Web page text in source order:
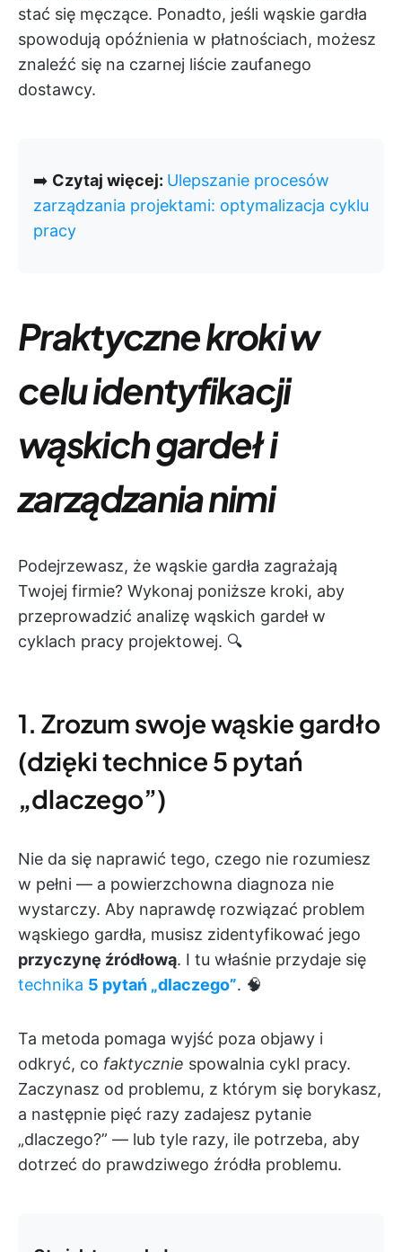
stać się męczące. Ponadto, jeśli wąskie gardła
spowodują opóźnienia w płatnościach, możesz
znaleźć się na czarnej liście zaufanego
dostawcy.
➡️ Czytaj więcej: Ulepszanie procesów
zarządzania projektami: optymalizacja cyklu
pracy
Praktyczne kroki w
celu identyfikacji
wąskich gardeł i
zarządzania nimi
Podejrzewasz, że wąskie gardła zagrażają
Twojej firmie? Wykonaj poniższe kroki, aby
przeprowadzić analizę wąskich gardeł w
cyklach pracy projektowej. 🔍
1. Zrozum swoje wąskie gardło
(dzięki technice 5 pytań
„dlaczego”)
Nie da się naprawić tego, czego nie rozumiesz
w pełni — a powierzchowna diagnoza nie
wystarczy. Aby naprawdę rozwiązać problem
wąskiego gardła, musisz zidentyfikować jego
przyczynę źródłową. I tu właśnie przydaje się
technika 5 pytań „dlaczego”. 🧠
Ta metoda pomaga wyjść poza objawy i
odkryć, co faktycznie spowalnia cykl pracy.
Zaczynasz od problemu, z którym się borykasz,
a następnie pięć razy zadajesz pytanie
„dlaczego?” — lub tyle razy, ile potrzeba, aby
dotrzeć do prawdziwego źródła problemu.